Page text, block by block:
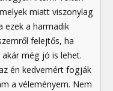
miatt viszonylag
ezek a harmadik
felejtős, ha
még jó is lehet.
én kedvemért fogják
a véleményem. Nem